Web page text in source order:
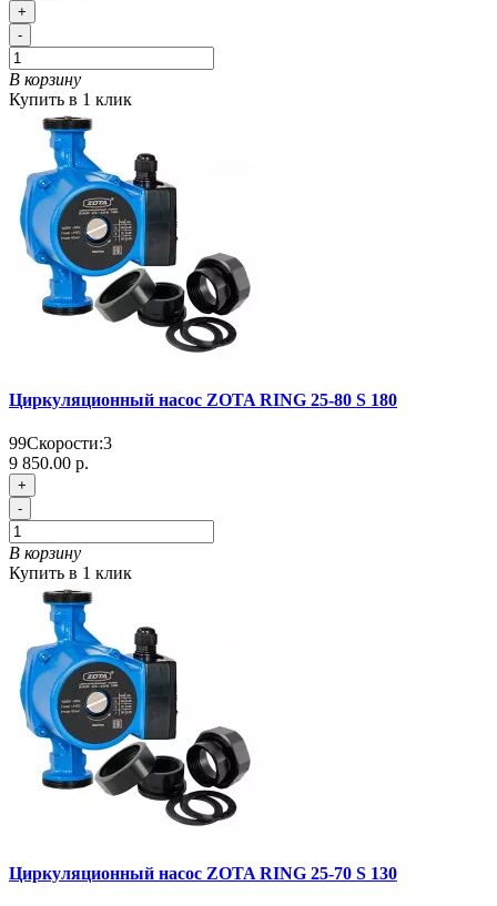
+
-
В корзину
Купить в 1 клик
Циркуляционный насос ZOTA RING 25-80 S 180
99Скорости:3
9 850.00 р.
+
-
В корзину
Купить в 1 клик
Циркуляционный насос ZOTA RING 25-70 S 130